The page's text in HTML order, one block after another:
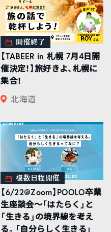
開催終了
【TABEER in 札幌 7月4日開
催決定！】旅好きよ、札幌に
集合！
北海道
複数日程開催
【6/22@Zoom】POOLO卒業
生座談会〜「はたらく」と
「生きる」の境界線を考え
る。「自分らしく生きる」